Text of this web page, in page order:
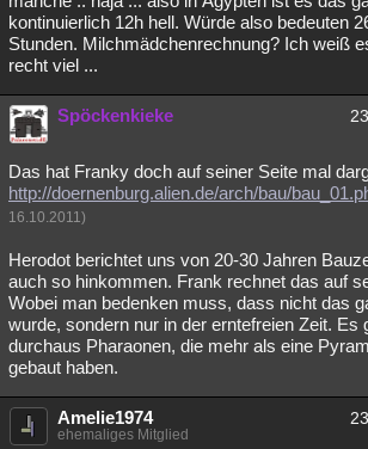
kontinuierlich 12h hell. Würde also bedeuten
Stunden. Milchmädchenrechnung? Ich weiß
recht viel ...
Spöckenkieke
Das hat Franky doch auf seiner Seite mal
http://doernenburg.alien.de/arch/bau/
16.10.2011)
Herodot berichtet uns von 20-30 Jahren
auch so hinkommen. Frank rechnet das auf
Wobei man bedenken muss, dass nicht das
wurde, sondern nur in der erntefreien Zeit. Es
durchaus Pharaonen, die mehr als eine
gebaut haben.
Amelie1974
ehemaliges Mitglied